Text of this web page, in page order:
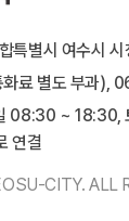
특별시 여수시 시
료 별도 부과),
08:30 ~
연결
CITY. ALL